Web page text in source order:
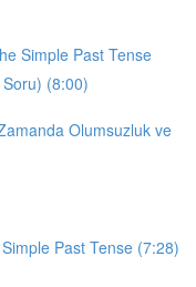
Simple Past Tense
(8:00)
Olumsuzluk ve
Past Tense (7:28)